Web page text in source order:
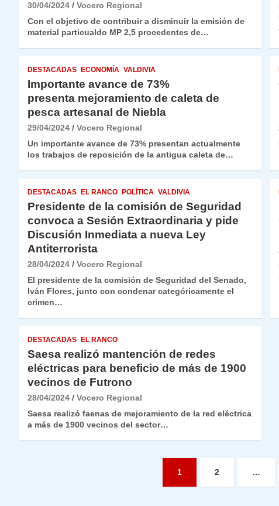
30/04/2024
Vocero Regional
Con el objetivo de contribuir a disminuir la emisión de
material particualdo MP 2,5 procedentes de…
DESTACADAS ECONOMÍA VALDIVIA
Importante avance de 73%
presenta mejoramiento de caleta de
pesca artesanal de Niebla
29/04/2024
Vocero Regional
Un importante avance de 73% presentan actualmente
los trabajos de reposición de la antigua caleta de…
DESTACADAS EL RANCO POLÍTICA VALDIVIA
Presidente de la comisión de Seguridad
convoca a Sesión Extraordinaria y pide
Discusión Inmediata a nueva Ley
Antiterrorista
28/04/2024
Vocero Regional
El presidente de la comisión de Seguridad del Senado,
Iván Flores, junto con condenar categóricamente el
crimen…
DESTACADAS EL RANCO
Saesa realizó mantención de redes
eléctricas para beneficio de más de 1900
vecinos de Futrono
28/04/2024
Vocero Regional
Saesa realizó faenas de mejoramiento de la red eléctrica
a más de 1900 vecinos del sector…
1 2 …